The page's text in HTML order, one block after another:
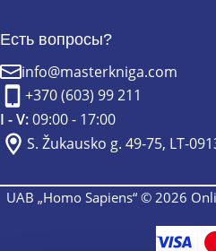
Есть вопросы?
info@masterkniga.com
+370 (603) 99 211
I - V:09:00 - 17:00
S. Žukausko g. 49-75, LT-
UAB „Homo Sapiens“ © 2026